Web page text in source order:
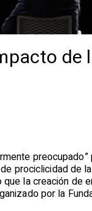
de
prociclicidad de
la creación de
por la